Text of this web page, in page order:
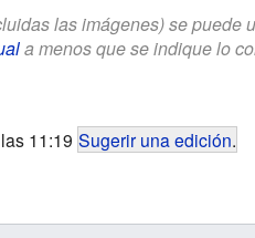
las imágenes) se puede
a menos que se indique lo
11:19 Sugerir una edición.